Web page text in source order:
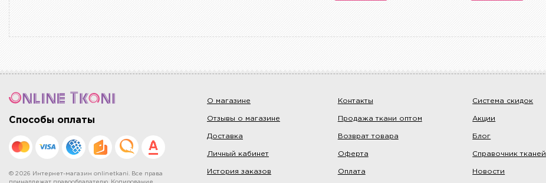
Способы оплаты
© 2026 Интернет-магазин onlinetkani. Все права
О магазине
Отзывы о магазине
Доставка
Личный кабинет
История заказов
Контакты
Продажа ткани оптом
Возврат товара
Оферта
Оплата
Система скидок
Акции
Блог
Справочник тканей
Новости